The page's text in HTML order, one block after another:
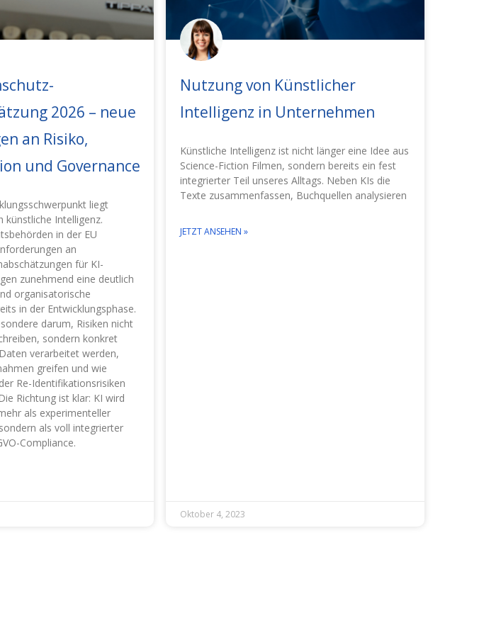
2026 – neue
an Risiko,
und Governance
liegt
künstliche Intelligenz.
in der EU
an
für KI-
zunehmend eine deutlich
organisatorische
in der Entwicklungsphase.
darum, Risiken nicht
sondern konkret
verarbeitet werden,
greifen und wie
Re-Identifikationsrisiken
Richtung ist klar: KI wird
als experimenteller
als voll integrierter
Compliance.
Nutzung von Künstlicher
Intelligenz in Unternehmen
Künstliche Intelligenz ist nicht länger eine Idee aus
Science-Fiction Filmen, sondern bereits ein fest
integrierter Teil unseres Alltags. Neben KIs die
Texte zusammenfassen, Buchquellen analysieren
JETZT ANSEHEN »
Oktober 4, 2023